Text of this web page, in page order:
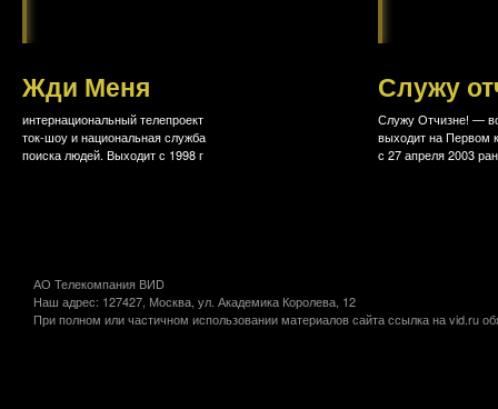
Жди Меня
интернациональный телепроект
ток-шоу и национальная служба
поиска людей. Выходит с 1998 г
Служу
Служу Отчизне! —
выходит на Первом
с 27 апреля 2003
АО Телекомпания ВИD
Наш адрес: 127427, Москва, ул. Академика Королева, 12
При полном или частичном использовании материалов сайта ссылка на vid.ru